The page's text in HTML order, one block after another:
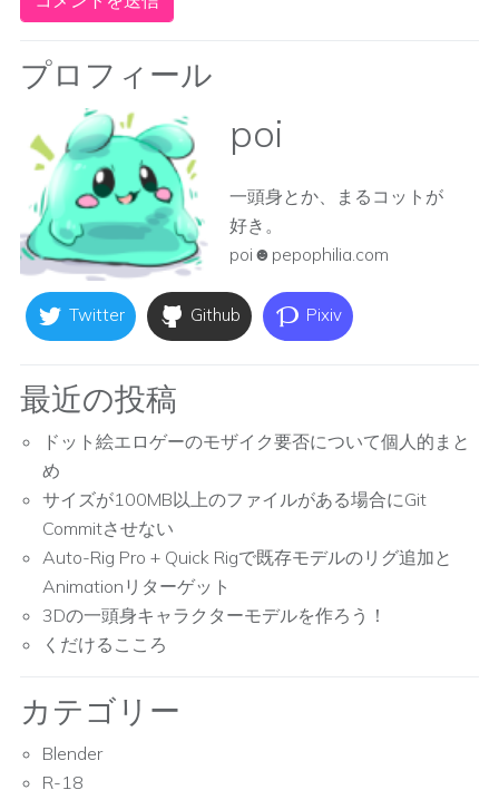
プロフィール
poi
一頭身とか、まるコットが
好き。
poi☻pepophilia.com
Twitter Github Pixiv
最近の投稿
ドット絵エロゲーのモザイク要否について個人的まと
め
サイズが100MB以上のファイルがある場合にGit
Commitさせない
Auto-Rig Pro + Quick Rigで既存モデルのリグ追加と
Animationリターゲット
3Dの一頭身キャラクターモデルを作ろう！
くだけるこころ
カテゴリー
Blender
R-18